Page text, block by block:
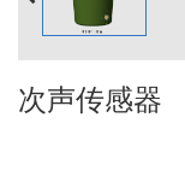
次声传感器